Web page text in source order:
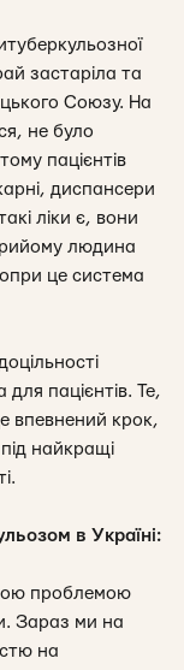
застаріла та
Союзу. На
не було
пацієнтів
диспансери
ліки є, вони
людина
це система
пацієнтів. Те,
впевнений крок,
найкращі
в Україні:
проблемою
Зараз ми на
на